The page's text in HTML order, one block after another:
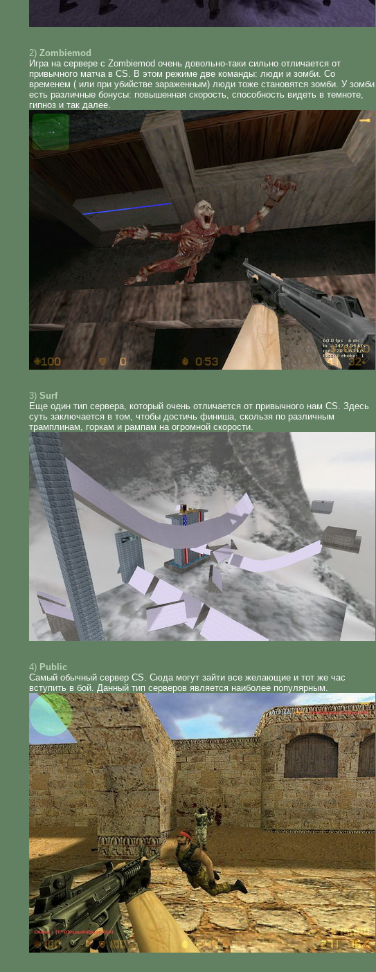
2) Zombiemod
Игра на сервере с Zombiemod очень довольно-таки сильно отличается от
привычного матча в CS. В этом режиме две команды: люди и зомби. Со
временем ( или при убийстве зараженным) люди тоже становятся зомби. У зомби
есть различные бонусы: повышенная скорость, способность видеть в темноте,
гипноз и так далее.
3) Surf
Еще один тип сервера, который очень отличается от привычного нам CS. Здесь
суть заключается в том, чтобы достичь финиша, скользя по различным
трамплинам, горкам и рампам на огромной скорости.
4) Public
Самый обычный сервер CS. Сюда могут зайти все желающие и тот же час
вступить в бой. Данный тип серверов является наиболее популярным.